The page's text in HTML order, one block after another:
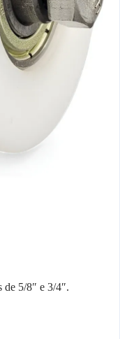
de 5/8″ e 3/4″.